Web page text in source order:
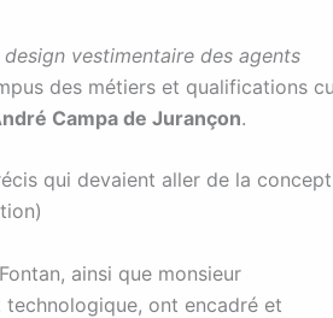
vestimentaire des agents
des métiers et qualifications
Campa de Jurançon.
qui devaient aller de la
ainsi que monsieur
ont encadré et